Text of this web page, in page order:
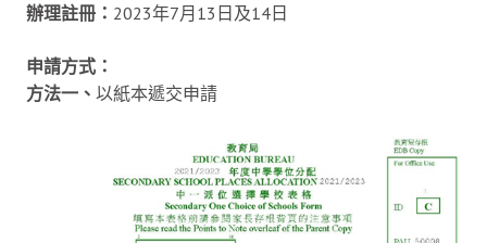
辦理註冊： 2023年7月13日及14日
申請方式：
方法一、 以紙本遞交申請